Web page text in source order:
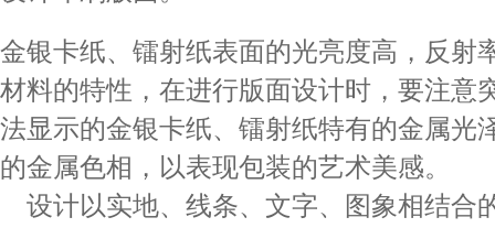
金银卡纸、镭射纸表面的光亮度高，反射
材料的特性，在进行版面设计时，要注意
法显示的金银卡纸、镭射纸特有的金属光
的金属色相，以表现包装的艺术美感。
设计以实地、线条、文字、图象相结合